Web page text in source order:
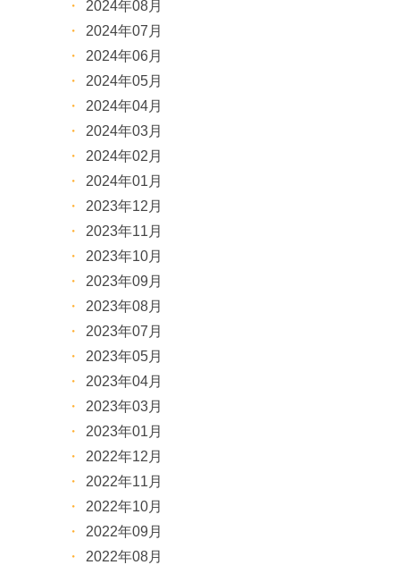
2024年08月
2024年07月
2024年06月
2024年05月
2024年04月
2024年03月
2024年02月
2024年01月
2023年12月
2023年11月
2023年10月
2023年09月
2023年08月
2023年07月
2023年05月
2023年04月
2023年03月
2023年01月
2022年12月
2022年11月
2022年10月
2022年09月
2022年08月